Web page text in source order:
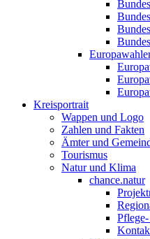
Kreisportrait
Wappen und Logo
Zahlen und Fakten
Ämter und
Tourismus
Natur und Klima
chance.natur